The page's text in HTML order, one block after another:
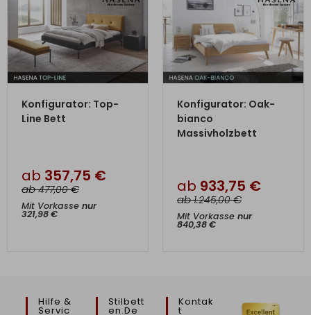
ZUM PRODUKT
Konfigurator: Top-
Line Bett
ab 357,75 €
ab 477,00€
Mit Vorkasse nur
321,98€
ZUM PRODUKT
Konfigurator: Oak-
bianco
Massivholzbett
ab 933,75 €
ab 1.245,00€
Mit Vorkasse nur
840,38€
Hilfe &
Servic
Stilbett
En.de
Kontak
T